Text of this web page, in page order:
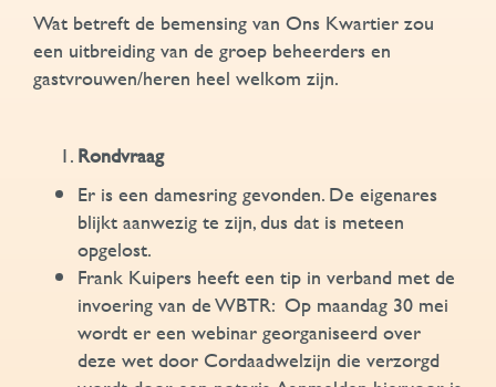
Wat betreft de bemensing van Ons Kwartier zou
een uitbreiding van de groep beheerders en
gastvrouwen/heren heel welkom zijn.
Rondvraag
Er is een damesring gevonden. De eigenares
blijkt aanwezig te zijn, dus dat is meteen
opgelost.
Frank Kuipers heeft een tip in verband met de
invoering van de WBTR: Op maandag 30 mei
wordt er een webinar georganiseerd over
deze wet door Cordaadwelzijn die verzorgd